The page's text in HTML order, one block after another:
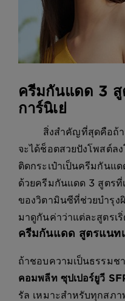
ครีมกันแดด 3 สู
การ์นิเย่
สิ่งสำคัญที่สุดคือถ้
จะได้ช็อตสวยปังโพสต์ล
ติดกระเป๋าเป็นครีมกันแ
ด้วยครีมกันแดด 3 สูตรที่
ของวิตามินซีที่ช่วยบำรุง
มาดูกันค่าว่าแต่ละสูตรเ
ครีมกันแดด สูตรแนท
ถ้าชอบความเป็นธรรมช
คอมพลีท ซุปเปอร์ยูวี
รัล เหมาะสำหรับทุกสภ